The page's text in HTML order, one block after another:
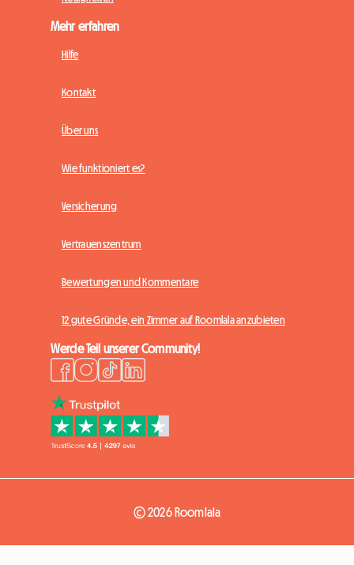
Mehr erfahren
Hilfe
Kontakt
Über uns
Wie funktioniert es?
Versicherung
Vertrauenszentrum
Bewertungen und Kommentare
12 gute Gründe, ein Zimmer auf Roomlala anzubieten
Werde Teil unserer Community!
© 2026 Roomlala